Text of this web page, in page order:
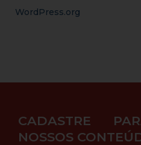
WordPress.org
CADASTRE
NOSSOS